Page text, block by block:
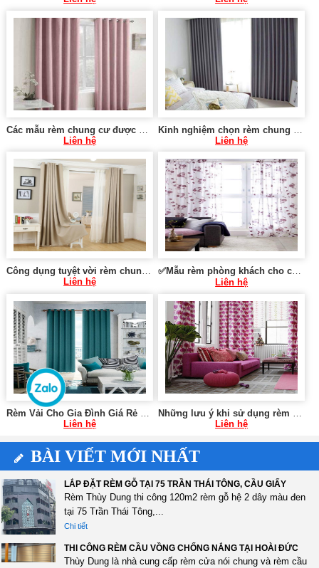
Liên hệ
Liên hệ
Công dụng tuyệt vời rèm chung cư mang lại tại Hà Nội 0975 765 295 SK086
Liên hệ
✅Mẫu rèm phòng khách cho chung cư tại Hà Nội 0975 765 295 SK589
Liên hệ
Rèm Vải Cho Gia Đình Giá Rẻ Tại Hà Nội SK592
Liên hệ
Những lưu ý khi sử dụng rèm cửa chung cư 0975765295 SK59
Liên hệ
BÀI VIẾT MỚI NHẤT
LẮP ĐẶT RÈM GỖ TẠI 75 TRẦN THÁI TÔNG, CẦU GIẤY
Rèm Thùy Dung thi công 120m2 rèm gỗ hệ 2 dây màu đen
tại 75 Trần Thái Tông,...
Chi tiết
THI CÔNG RÈM CẦU VỒNG CHỐNG NẮNG TẠI HOÀI ĐỨC
Thùy Dung là nhà cung cấp rèm cửa nói chung và rèm cầu